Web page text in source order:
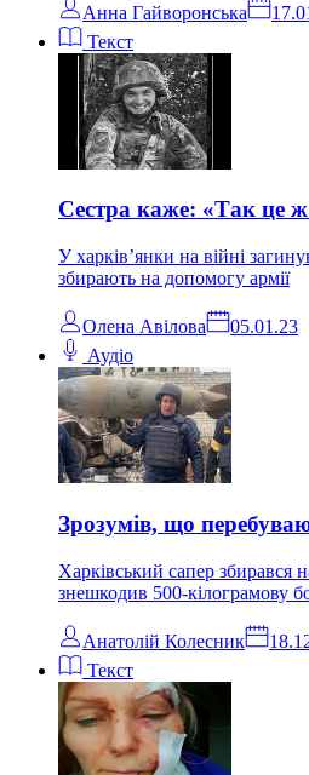
Анна Гайворонська
Текст
Сестра каже: «Так це
У харків’янки на війні
збирають на допомогу армії
Олена Авілова
05.01.23
Аудіо
Зрозумів, що
Харківський сапер збирався
знешкодив 500-кілограмову
Анатолій Колесник
Текст